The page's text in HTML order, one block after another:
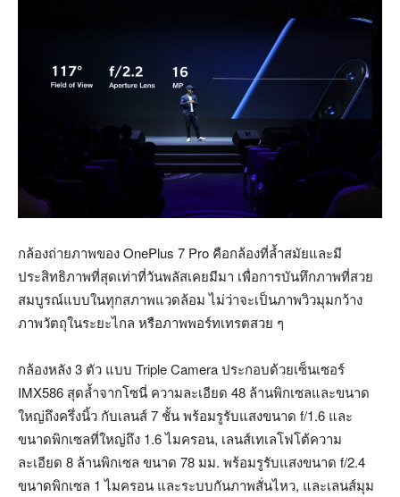
กล้องถ่ายภาพของ OnePlus 7 Pro คือกล้องที่ล้ำสมัยและมี
ประสิทธิภาพที่สุดเท่าที่วันพลัสเคยมีมา เพื่อการบันทึกภาพที่สวย
สมบูรณ์แบบในทุกสภาพแวดล้อม ไม่ว่าจะเป็นภาพวิวมุมกว้าง
ภาพวัตถุในระยะไกล หรือภาพพอร์ทเทรตสวย ๆ
กล้องหลัง 3 ตัว แบบ Triple Camera ประกอบด้วยเซ็นเซอร์
IMX586 สุดล้ำจากโซนี่ ความละเอียด 48 ล้านพิกเซลและขนาด
ใหญ่ถึงครึ่งนิ้ว กับเลนส์ 7 ชั้น พร้อมรูรับแสงขนาด f/1.6 และ
ขนาดพิกเซลที่ใหญ่ถึง 1.6 ไมครอน, เลนส์เทเลโฟโต้ความ
ละเอียด 8 ล้านพิกเซล ขนาด 78 มม. พร้อมรูรับแสงขนาด f/2.4
ขนาดพิกเซล 1 ไมครอน และระบบกันภาพสั่นไหว, และเลนส์มุม